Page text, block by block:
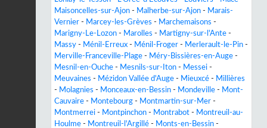
Maisoncelles-sur-Ajon - Malherbe-sur-Ajon - Marais-
Vernier - Marcey-les-Grèves - Marchemaisons -
Marigny-Le-Lozon - Marolles - Martigny-sur-l'Ante -
Massy - Ménil-Erreux - Ménil-Froger - Merlerault-le-Pin -
Merville-Franceville-Plage - Méry-Bissières-en-Auge -
Mesnil-en-Ouche - Mesnils-sur-Iton - Messei -
Meuvaines - Mézidon Vallée d'Auge - Mieuxcé - Millières
- Molagnies - Monceaux-en-Bessin - Mondeville - Mont-
Cauvaire - Montebourg - Montmartin-sur-Mer -
Montmerrei - Montpinchon - Montrabot - Montreuil-au-
Houlme - Montreuil-l'Argillé - Monts-en-Bessin -